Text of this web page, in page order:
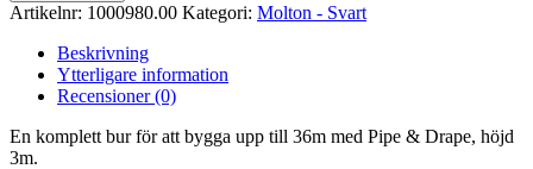
Artikelnr: 1000980.00 Kategori: Molton - Svart
Beskrivning
Ytterligare information
Recensioner (0)
En komplett bur för att bygga upp till 36m med Pipe & Drape, höjd
3m.